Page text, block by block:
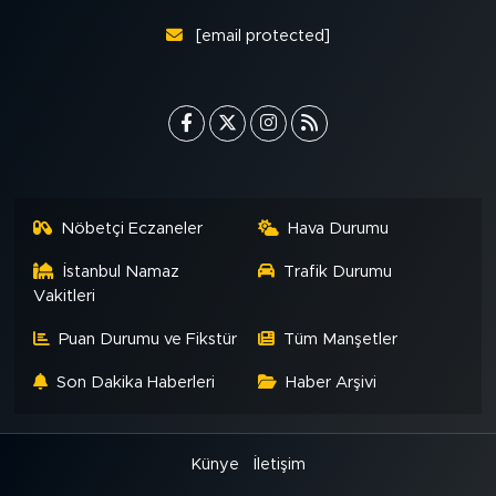
[email protected]
Nöbetçi Eczaneler Hava Durumu
İstanbul Namaz
Vakitleri
Trafik Durumu
Puan Durumu ve Fikstür Tüm Manşetler
Son Dakika Haberleri Haber Arşivi
Künye İletişim
SOSYAL MEDYA